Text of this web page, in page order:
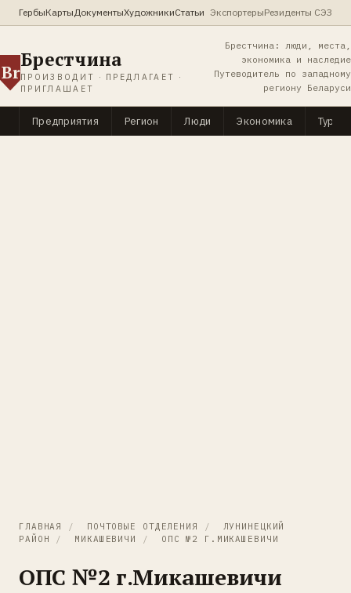
ГербыКартыДокументыХудожникиСтатьи ЭкспортерыРезиденты СЭЗ
Br
Брестчина
ПРОИЗВОДИТ · ПРЕДЛАГАЕТ ·
ПРИГЛАШАЕТ
Брестчина: люди, места,
экономика и наследие
Путеводитель по западному
региону Беларуси
Предприятия Регион Люди Экономика
ГЛАВНАЯ / ПОЧТОВЫЕ ОТДЕЛЕНИЯ /
ЛУНИНЕЦКИЙ
РАЙОН
/ МИКАШЕВИЧИ / ОПС №2 Г.МИКАШЕВИЧИ
ОПС №2 г.Микашевичи